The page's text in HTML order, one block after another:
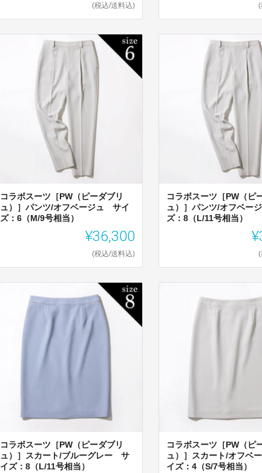
(税込/送料込) (
コラボスーツ［PW（ピーダブリ
ュ）］パンツ/オフベージュ サイ
ズ：6（M/9号相当）
¥36,300
(税込/送料込)
コラボスーツ［PW（ピ
ュ）］パンツ/オフベー
ズ：8（L/11号相当）
(
コラボスーツ［PW（ピーダブリ
ュ）］スカート/ブルーグレー サ
イズ：8（L/11号相当）
コラボスーツ［PW（ピ
ュ）］スカート/オフベ
イズ：4（S/7号相当）